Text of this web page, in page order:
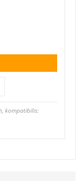
kompatibilis: